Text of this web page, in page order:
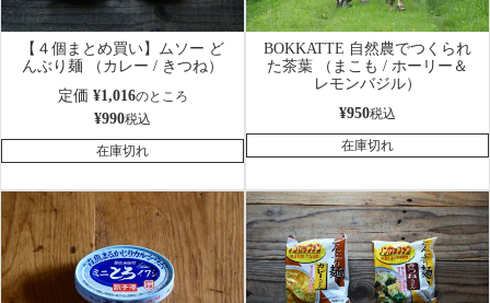
【４個まとめ買い】ムソー ど
んぶり麺 （カレー / きつね）
定価 ¥1,016のところ
¥990税込
在庫切れ
BOKKATTE 自然農でつくられ
た茶葉 （まこも / ホーリー＆
レモンバジル）
¥950税込
在庫切れ